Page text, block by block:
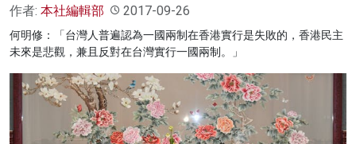
作者: 本社編輯部 2017-09-26
何明修：「台灣人普遍認為一國兩制在香港實行是失敗的，香港民主
未來是悲觀，兼且反對在台灣實行一國兩制。」